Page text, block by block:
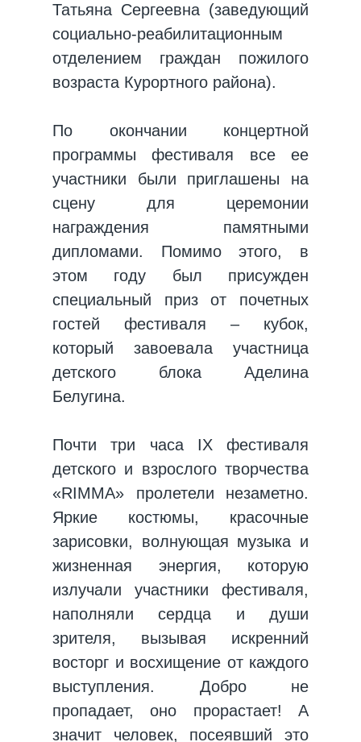
Татьяна Сергеевна (заведующий
социально-реабилитационным
отделением граждан пожилого
возраста Курортного района).
По окончании концертной
программы фестиваля все ее
участники были приглашены на
сцену для церемонии
награждения памятными
дипломами. Помимо этого, в
этом году был присужден
специальный приз от почетных
гостей фестиваля – кубок,
который завоевала участница
детского блока Аделина
Белугина.
Почти три часа IX фестиваля
детского и взрослого творчества
«RIMMA» пролетели незаметно.
Яркие костюмы, красочные
зарисовки, волнующая музыка и
жизненная энергия, которую
излучали участники фестиваля,
наполняли сердца и души
зрителя, вызывая искренний
восторг и восхищение от каждого
выступления. Добро не
пропадает, оно прорастает! А
значит человек, посеявший это